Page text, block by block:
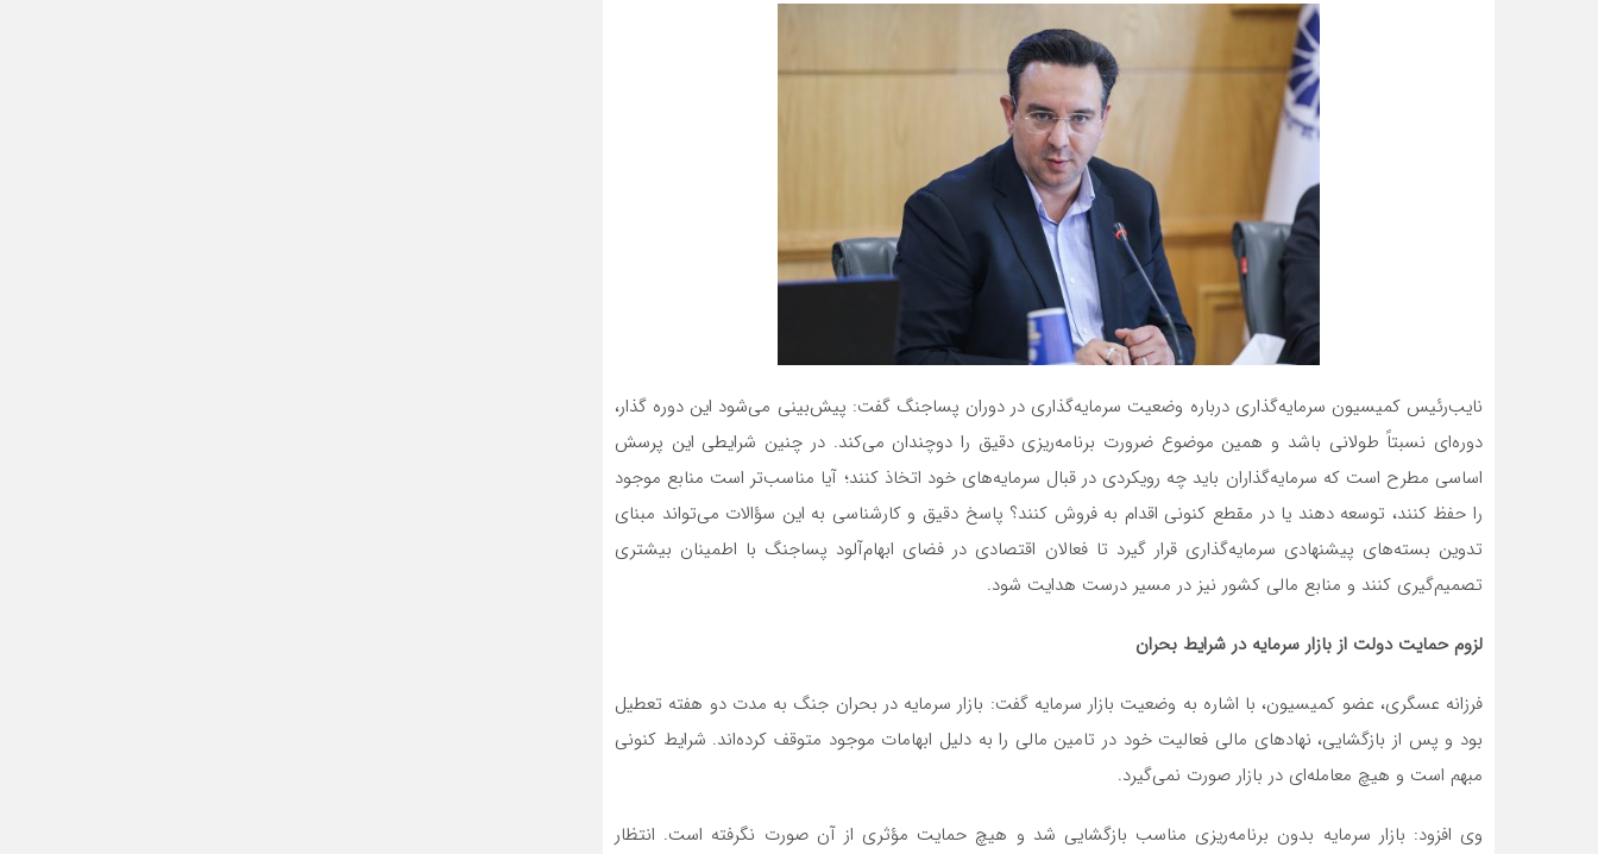
نایب‌رئیس کمیسیون سرمایه‌گذاری درباره وضعیت سرمایه‌گذاری در دوران پساجنگ گفت: پیش‌بینی می‌شود این دوره گذار،
دوره‌ای نسبتاً طولانی باشد و همین موضوع ضرورت برنامه‌ریزی دقیق را دوچندان می‌کند. در چنین شرایطی این پرسش
اساسی مطرح است که سرمایه‌گذاران باید چه رویکردی در قبال سرمایه‌های خود اتخاذ کنند؛ آیا مناسب‌تر است منابع موجود
را حفظ کنند، توسعه دهند یا در مقطع کنونی اقدام به فروش کنند؟ پاسخ دقیق و کارشناسی به این سؤالات می‌تواند مبنای
تدوین بسته‌های پیشنهادی سرمایه‌گذاری قرار گیرد تا فعالان اقتصادی در فضای ابهام‌آلود پساجنگ با اطمینان بیشتری
تصمیم‌گیری کنند و منابع مالی کشور نیز در مسیر درست هدایت شود.
لزوم حمایت دولت از بازار سرمایه در شرایط بحران
فرزانه عسگری، عضو کمیسیون، با اشاره به وضعیت بازار سرمایه گفت: بازار سرمایه در بحران جنگ به مدت دو هفته تعطیل
بود و پس از بازگشایی، نهادهای مالی فعالیت خود در تامین مالی را به دلیل ابهامات موجود متوقف کرده‌اند. شرایط کنونی
مبهم است و هیچ معامله‌ای در بازار صورت نمی‌گیرد.
وی افزود: بازار سرمایه بدون برنامه‌ریزی مناسب بازگشایی شد و هیچ حمایت مؤثری از آن صورت نگرفته است. انتظار